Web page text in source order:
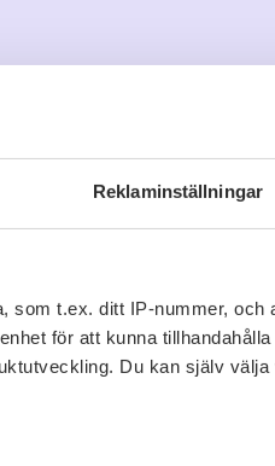
Reklaminställningar
som t.ex. ditt IP-nummer, och
för att kunna
Du kan själv